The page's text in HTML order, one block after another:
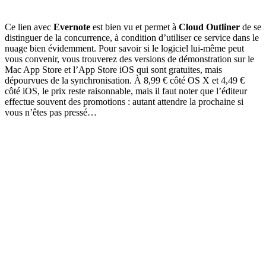
Ce lien avec Evernote est bien vu et permet à Cloud Outliner de se
distinguer de la concurrence, à condition d’utiliser ce service dans le
nuage bien évidemment. Pour savoir si le logiciel lui-même peut
vous convenir, vous trouverez des versions de démonstration sur le
Mac App Store et l’App Store iOS qui sont gratuites, mais
dépourvues de la synchronisation. À 8,99 € côté OS X et 4,49 €
côté iOS, le prix reste raisonnable, mais il faut noter que l’éditeur
effectue souvent des promotions : autant attendre la prochaine si
vous n’êtes pas pressé…